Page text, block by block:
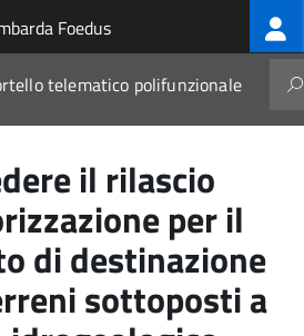
principale
Foedus
telematico polifunzionale
il rilascio
per il
di destinazione
sottoposti a